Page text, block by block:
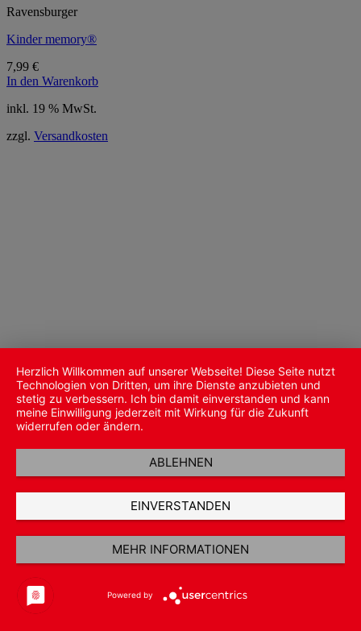
Ravensburger
Kinder memory®
7,99 €
In den Warenkorb
inkl. 19 % MwSt.
zzgl. Versandkosten
Herzlich Willkommen auf unserer Webseite! Diese Seite nutzt
Technologien von Dritten, um ihre Dienste anzubieten und
stetig zu verbessern. Ich bin damit einverstanden und kann
meine Einwilligung jederzeit mit Wirkung für die Zukunft
widerrufen oder ändern.
ABLEHNEN
EINVERSTANDEN
MEHR INFORMATIONEN
Powered by